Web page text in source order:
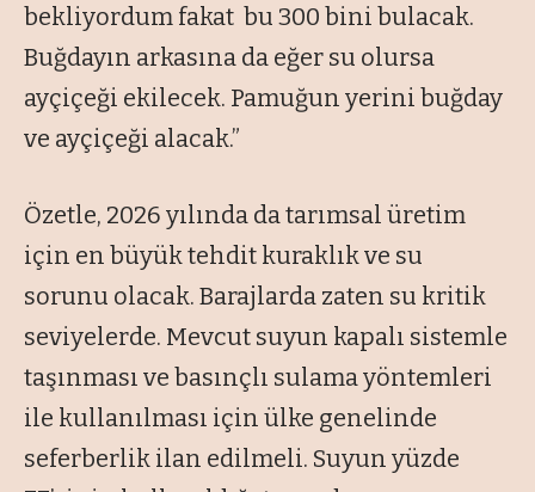
bekliyordum fakat bu 300 bini bulacak.
Buğdayın arkasına da eğer su olursa
ayçiçeği ekilecek. Pamuğun yerini buğday
ve ayçiçeği alacak.”
Özetle, 2026 yılında da tarımsal üretim
için en büyük tehdit kuraklık ve su
sorunu olacak. Barajlarda zaten su kritik
seviyelerde. Mevcut suyun kapalı sistemle
taşınması ve basınçlı sulama yöntemleri
ile kullanılması için ülke genelinde
seferberlik ilan edilmeli. Suyun yüzde